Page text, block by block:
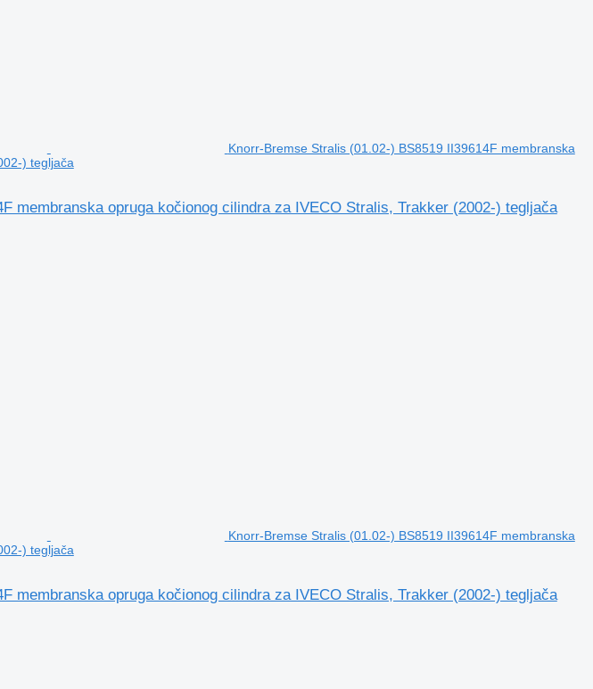
Knorr-Bremse Stralis (01.02-) BS8519 II39614F membranska
) tegljača
membranska opruga kočionog cilindra za IVECO Stralis, Trakker (2002-) tegljača
Knorr-Bremse Stralis (01.02-) BS8519 II39614F membranska
) tegljača
membranska opruga kočionog cilindra za IVECO Stralis, Trakker (2002-) tegljača